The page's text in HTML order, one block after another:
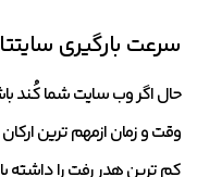
سرعت بارگیری
حال اگر وب سایت شما کُند
وقت و زمان ازمهم ترین
کم ترین هدر رفت را داشته